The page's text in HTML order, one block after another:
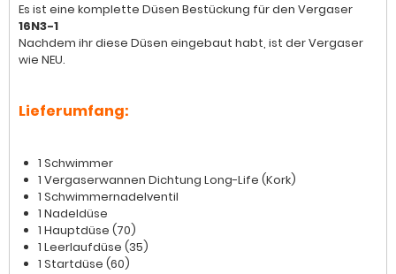
Es ist eine komplette Düsen Bestückung für den Vergaser
16N3-1
Nachdem ihr diese Düsen eingebaut habt, ist der Vergaser
wie NEU.
Lieferumfang:
1 Schwimmer
1 Vergaserwannen Dichtung Long-Life (Kork)
1 Schwimmernadelventil
1 Nadeldüse
1 Hauptdüse (70)
1 Leerlaufdüse (35)
1 Startdüse (60)